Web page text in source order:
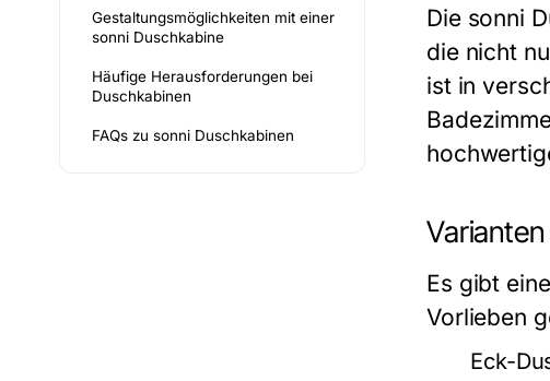
Gestaltungsmöglichkeiten mit einer
sonni Duschkabine
Häufige Herausforderungen bei
Duschkabinen
FAQs zu sonni Duschkabinen
Die sonni
die nicht
ist in
Es gibt
Vorlieben
Eck-